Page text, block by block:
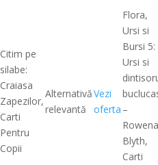
Citim pe
silabe:
Craiasa
Zapezilor,
Carti
Pentru
Copii
Alternativă
relevantă
Vezi
oferta
Flora,
Ursi si
Bursi 5:
Ursi si
–
Rowena
Blyth,
Carti